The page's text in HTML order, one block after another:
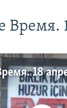
Время.
18